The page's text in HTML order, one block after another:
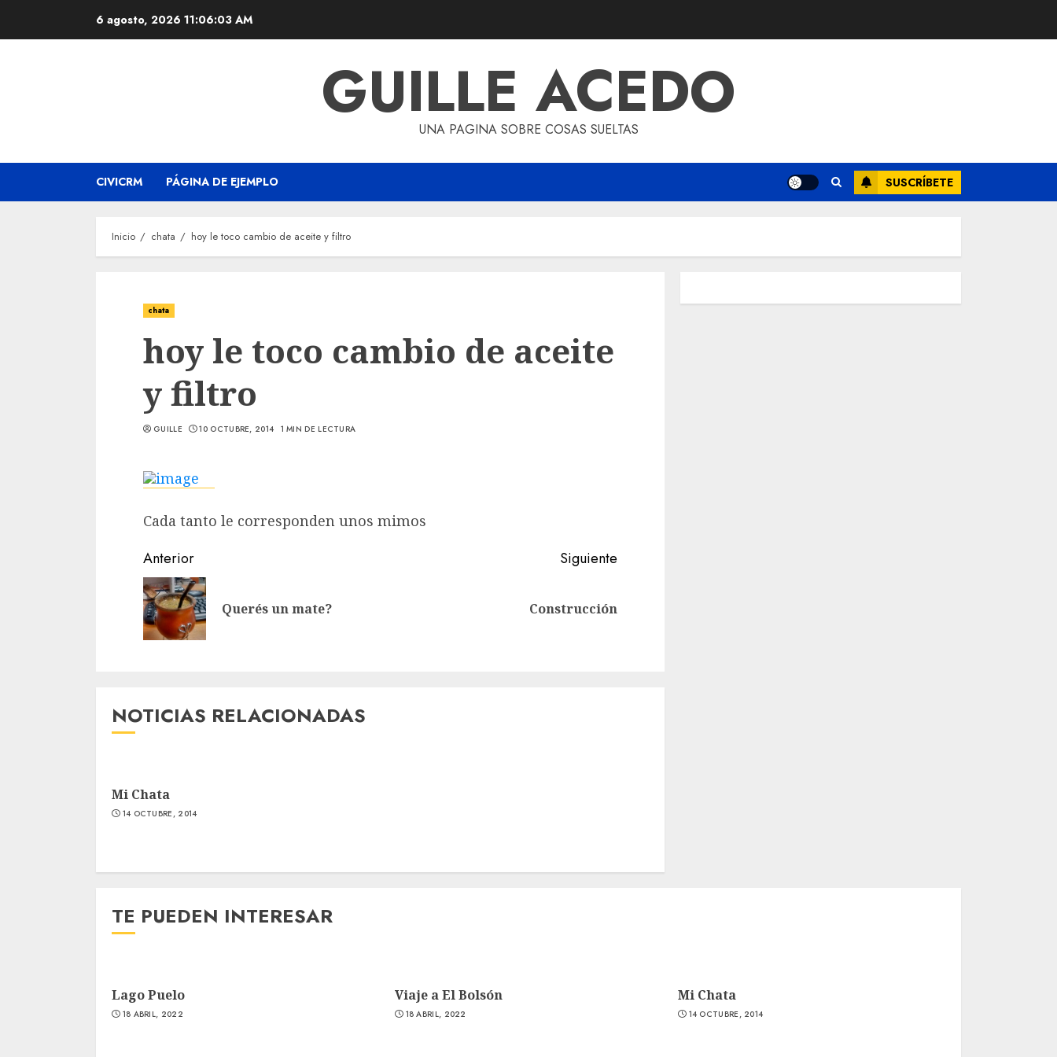
6 agosto, 2026 11:06:03 AM
GUILLE ACEDO
UNA PAGINA SOBRE COSAS SUELTAS
CIVICRM PÁGINA DE EJEMPLO SUSCRÍBETE
Inicio chata hoy le toco cambio de aceite y filtro
chata
hoy le toco cambio de aceite
y filtro
GUILLE 10 OCTUBRE, 2014 1 MIN DE LECTURA
Cada tanto le corresponden unos mimos
Sigue
leyendo
Anterior
Querés un mate?
Siguiente
Construcción
NOTICIAS RELACIONADAS
Mi Chata
14 OCTUBRE, 2014
TE PUEDEN INTERESAR
Lago Puelo
18 ABRIL, 2022
Viaje a El Bolsón
18 ABRIL, 2022
Mi Chata
14 OCTUBRE, 2014